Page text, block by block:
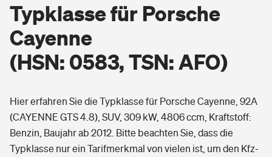
Berufsunfähigkeitsversicherung
Erwerbsunfähigkeitsversicherung
Arbeitsrechtsschutz
Berufshaftpflichtversicherung
Wohnen
Wohngebäudeversicherung
Hausratversicherung
Elementarversicherung
Pri­vate Haft­pflicht­
Rechts­schutz­ver­si­che­rung
Gesundheit
Typklasse für Porsche
Cayenne
(HSN: 0583, TSN: AFO)
Hier erfahren Sie die Typklasse für Porsche Cayenne, 92A
(CAYENNE GTS 4.8), SUV, 309 kW, 4806 ccm, Kraftstoff:
Benzin, Baujahr ab 2012. Bitte beachten Sie, dass die
Typklasse nur ein Tarifmerkmal von vielen ist, um den Kfz-